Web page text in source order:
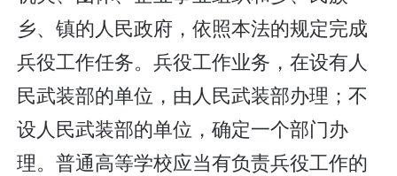
乡、镇的人民政府，依照本法的规定完成
兵役工作任务。兵役工作业务，在设有人
民武装部的单位，由人民武装部办理；不
设人民武装部的单位，确定一个部门办
理。普通高等学校应当有负责兵役工作的